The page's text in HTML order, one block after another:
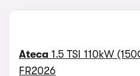
Ateca 1.5 TSI 110kW
FR2026